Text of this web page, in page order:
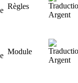
Règles
Module